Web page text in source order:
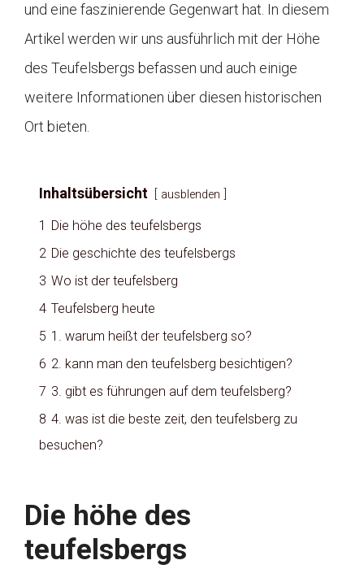
und eine faszinierende Gegenwart hat. In diesem
Artikel werden wir uns ausführlich mit der Höhe
des Teufelsbergs befassen und auch einige
weitere Informationen über diesen historischen
Ort bieten.
Inhaltsübersicht ausblenden
1
Die höhe des teufelsbergs
2 Die geschichte des teufelsbergs
3 Wo ist der teufelsberg
4 Teufelsberg heute
5 1. warum heißt der teufelsberg so?
6 2. kann man den teufelsberg besichtigen?
7 3. gibt es führungen auf dem teufelsberg?
8 4. was ist die beste zeit, den teufelsberg zu
besuchen?
Die höhe des
teufelsbergs